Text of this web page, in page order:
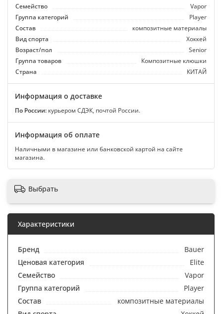
Семейство
Vapor
Группа категорий
Player
Состав
композитные материалы
Вид спорта
Хоккей
Возраст/пол
Senior
Группа товаров
Композитные клюшки
Страна
КИТАЙ
Информация о доставке
По России: курьером СДЭК, почтой России.
Информация об оплате
Наличными в магазине или банковской картой на сайте
магазина.
Выбрать
Характеристики
Бренд
Bauer
Ценовая категория
Elite
Семейство
Vapor
Группа категорий
Player
Состав
композитные материалы